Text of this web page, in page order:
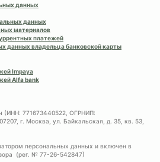
данных
данных
материалов
платежей
данных владельца банковской карты
Impaya
Alfa bank
(ИНН: 771673440522, ОГРНИП:
г. Москва, ул. Байкальская, д. 35, кв. 53,
персональных данных и включен в
(рег. № 77-26-542847)